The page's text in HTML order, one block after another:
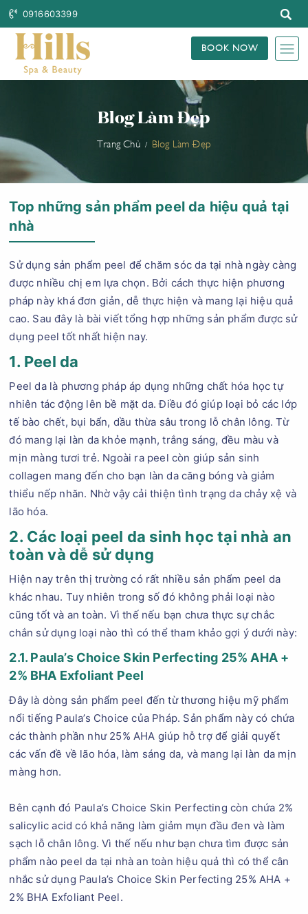
0916603399
BOOK NOW
Blog Làm Đẹp
Trang Chủ Blog Làm Đẹp
Top những sản phẩm peel da hiệu quả tại
nhà
Sử dụng sản phẩm peel để chăm sóc da tại nhà ngày càng
được nhiều chị em lựa chọn. Bởi cách thực hiện phương
pháp này khá đơn giản, dễ thực hiện và mang lại hiệu quả
cao. Sau đây là bài viết tổng hợp những sản phẩm được sử
dụng peel tốt nhất hiện nay.
1. Peel da
Peel da là phương pháp áp dụng những chất hóa học tự
nhiên tác động lên bề mặt da. Điều đó giúp loại bỏ các lớp
tế bào chết, bụi bẩn, dầu thừa sâu trong lỗ chân lông. Từ
đó mang lại làn da khỏe mạnh, trắng sáng, đều màu và
mịn màng tươi trẻ. Ngoài ra peel còn giúp sản sinh
collagen mang đến cho bạn làn da căng bóng và giảm
thiểu nếp nhăn. Nhờ vậy cải thiện tình trạng da chảy xệ và
lão hóa.
2. Các loại peel da sinh học tại nhà an
toàn và dễ sử dụng
Hiện nay trên thị trường có rất nhiều sản phẩm peel da
khác nhau. Tuy nhiên trong số đó không phải loại nào
cũng tốt và an toàn. Vì thế nếu bạn chưa thực sự chắc
chắn sử dụng loại nào thì có thể tham khảo gợi ý dưới này:
2.1. Paula’s Choice Skin Perfecting 25% AHA +
2% BHA Exfoliant Peel
Đây là dòng sản phẩm peel đến từ thương hiệu mỹ phẩm
nổi tiếng Paula’s Choice của Pháp. Sản phẩm này có chứa
các thành phần như 25% AHA giúp hỗ trợ để giải quyết
các vấn đề về lão hóa, làm sáng da, và mang lại làn da mịn
màng hơn.
Bên cạnh đó Paula’s Choice Skin Perfecting còn chứa 2%
salicylic acid có khả năng làm giảm mụn đầu đen và làm
sạch lỗ chân lông. Vì thế nếu như bạn chưa tìm được sản
phẩm nào peel da tại nhà an toàn hiệu quả thì có thể cân
nhắc sử dụng Paula’s Choice Skin Perfecting 25% AHA +
2% BHA Exfoliant Peel.